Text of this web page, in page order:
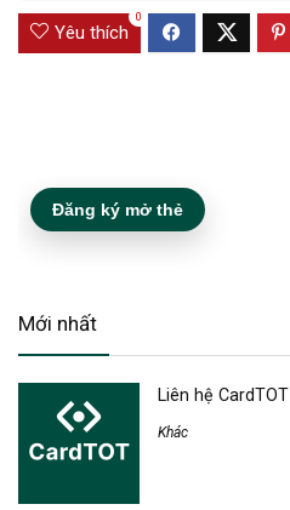
Yêu thích
0
Đăng ký mở thẻ
Mới nhất
Liên hệ CardTOT
Khác